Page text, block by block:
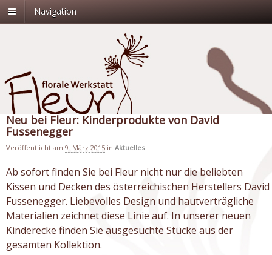
Navigation
Neu bei Fleur: Kinderprodukte von David
Fussenegger
Veröffentlicht am 9. März 2015 in Aktuelles
Ab sofort finden Sie bei Fleur nicht nur die beliebten
Kissen und Decken des österreichischen Herstellers David
Fussenegger. Liebevolles Design und hautverträgliche
Materialien zeichnet diese Linie auf. In unserer neuen
Kinderecke finden Sie ausgesuchte Stücke aus der
gesamten Kollektion.